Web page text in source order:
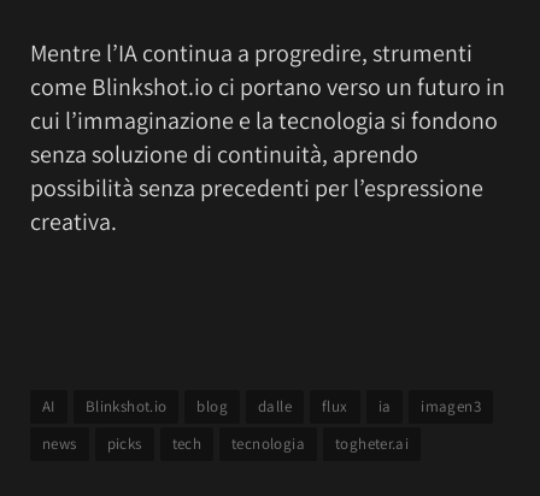
Mentre l’IA continua a progredire, strumenti
come Blinkshot.io ci portano verso un futuro in
cui l’immaginazione e la tecnologia si fondono
senza soluzione di continuità, aprendo
possibilità senza precedenti per l’espressione
creativa.
AI Blinkshot.io blog dalle flux ia
imagen3
news
picks tech tecnologia togheter.ai